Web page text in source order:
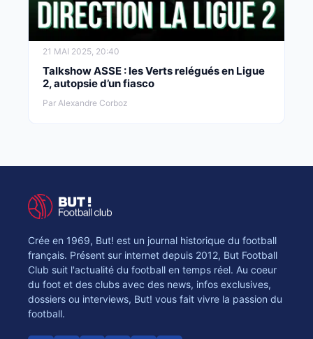
21 MAI 2025, 20:40
Talkshow ASSE : les Verts relégués en Ligue
2, autopsie d’un fiasco
Par Alexandre Corboz
Crée en 1969, But! est un journal historique du football
français. Présent sur internet depuis 2012, But Football
Club suit l'actualité du football en temps réel. Au coeur
du foot et des clubs avec des news, infos exclusives,
dossiers ou interviews, But! vous fait vivre la passion du
football.